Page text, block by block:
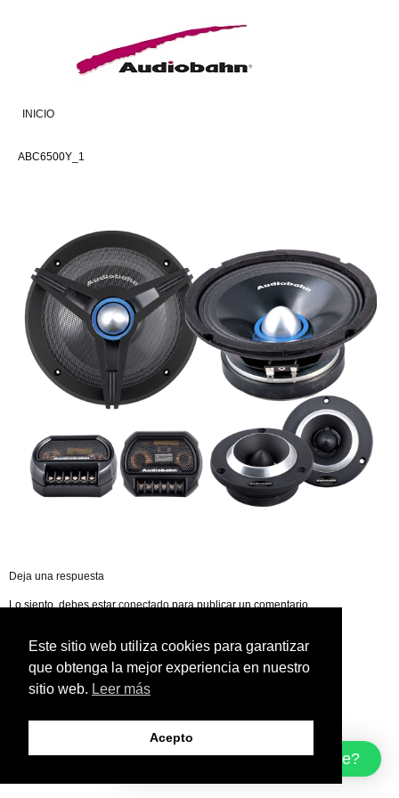
INICIO
ABC6500Y_1
Deja una respuesta
Lo siento, debes estarconectadopara publicar un comentario.
¿Cómo podemos ayudarte?
Este sitio web utiliza cookies para garantizar
que obtenga la mejor experiencia en nuestro
sitio web. Leer más
Acepto